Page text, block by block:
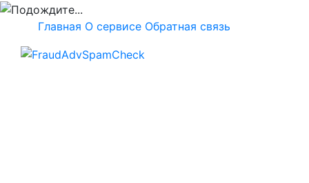
Главная О сервисе Обратная связь